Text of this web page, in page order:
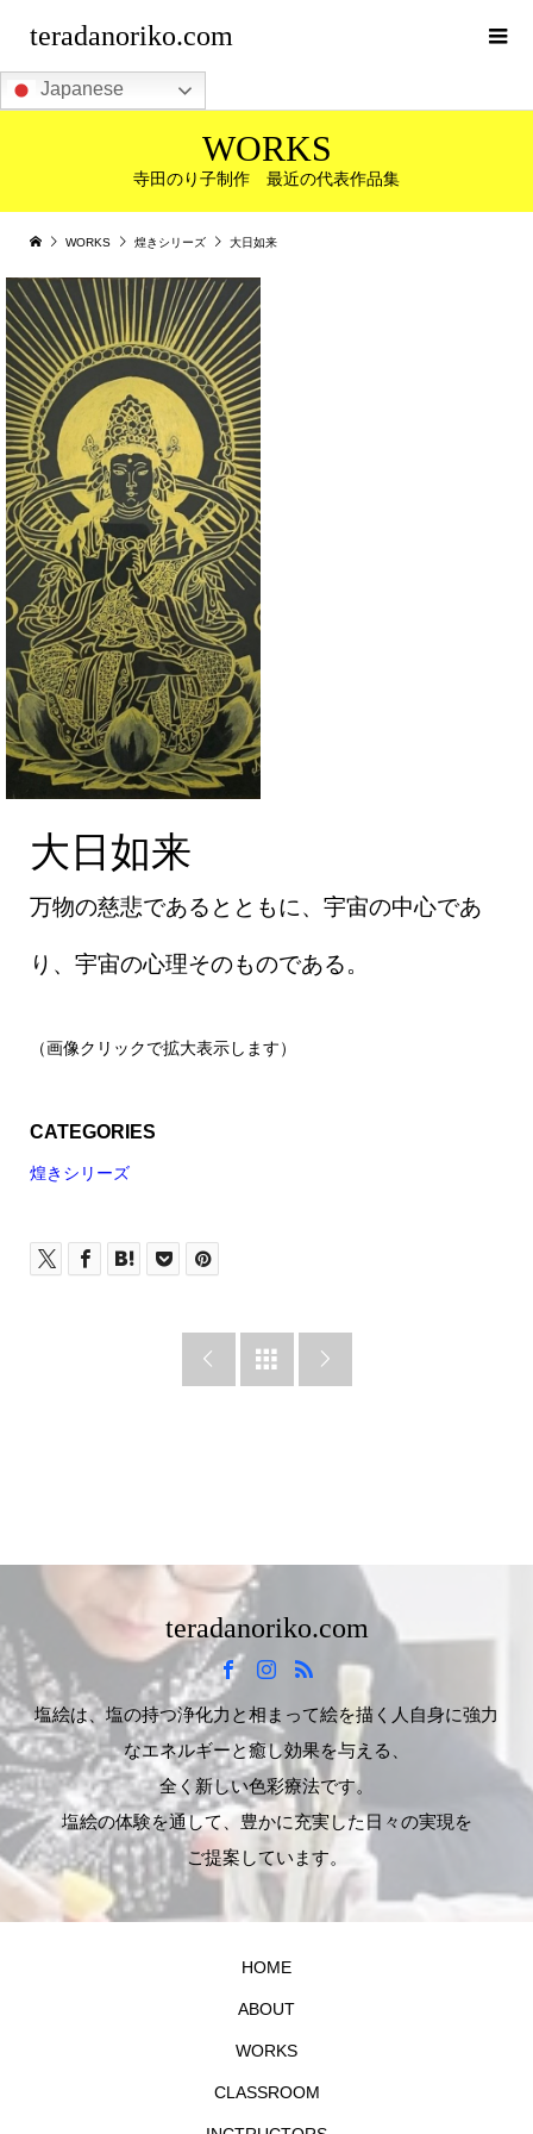
teradanoriko.com
Japanese
WORKS
寺田のり子制作 最近の代表作品集
WORKS 煌きシリーズ 大日如来
大日如来
大日如来
万物の慈悲であるとともに、宇宙の中心であ
り、宇宙の心理そのものである。
（画像クリックで拡大表示します）
CATEGORIES
煌きシリーズ
  
teradanoriko.com
塩絵は、塩の持つ浄化力と相まって絵を描く人自身に強力
なエネルギーと癒し効果を与える、
全く新しい色彩療法です。
塩絵の体験を通して、豊かに充実した日々の実現を
ご提案しています。
HOME
ABOUT
WORKS
CLASSROOM